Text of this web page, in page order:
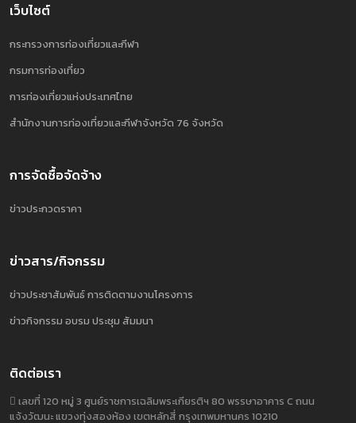
เว็บไซต์
กระทรวงการท่องเที่ยวและกีฬา
กรมการท่องเที่ยว
การท่องเที่ยวแห่งประเทศไทย
สำนักงานการท่องเที่ยวและกีฬาจังหวัด 76 จังหวัด
การจัดซื้อจัดจ้าง
ข่าวประกวดราคา
ข่าวสาร/กิจกรรม
ข่าวประชาสัมพันธ์ การติดตามงานโครงการ
ข่าวกิจกรรม อบรม ประชุม สัมมนา
ติดต่อเรา
เลขที่ 120 หมู่ 3 ศูนย์ราชการเฉลิมพระเกียรติฯ 80 พรรษาอาคาร C ถนน
แจ้งวัฒนะ แขวงทุ่งสองห้อง เขตหลักสี่ กรุงเทพมหานคร 10210